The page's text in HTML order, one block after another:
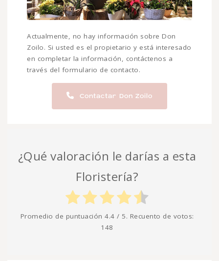
Actualmente, no hay información sobre Don
Zoilo. Si usted es el propietario y está interesado
en completar la información, contáctenos a
través del formulario de contacto.
Contactar Don Zoilo
¿Qué valoración le darías a esta
Floristería?
Promedio de puntuación 4.4 / 5. Recuento de votos:
148